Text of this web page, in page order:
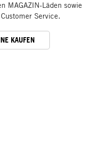
MAGAZIN-Läden sowie
Service.
KAUFEN